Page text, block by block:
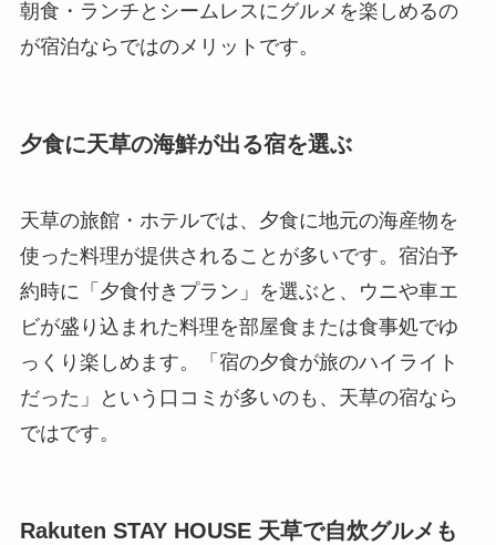
朝食・ランチとシームレスにグルメを楽しめるの
が宿泊ならではのメリットです。
夕食に天草の海鮮が出る宿を選ぶ
天草の旅館・ホテルでは、夕食に地元の海産物を
使った料理が提供されることが多いです。宿泊予
約時に「夕食付きプラン」を選ぶと、ウニや車エ
ビが盛り込まれた料理を部屋食または食事処でゆ
っくり楽しめます。「宿の夕食が旅のハイライト
だった」という口コミが多いのも、天草の宿なら
ではです。
Rakuten STAY HOUSE 天草で自炊グルメも